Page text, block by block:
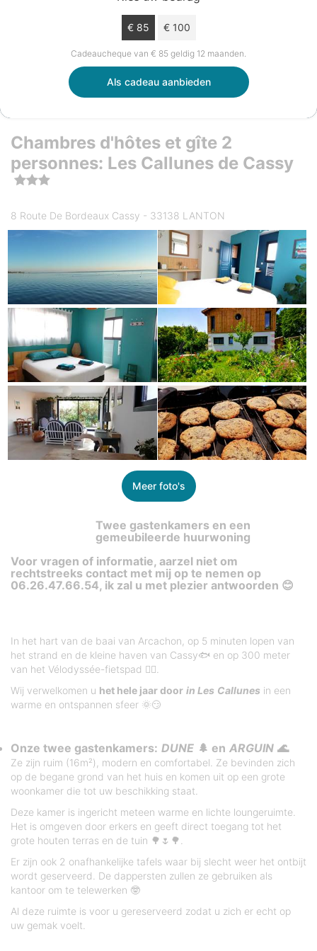
€ 85 € 100
Cadeaucheque van € 85 geldig 12 maanden.
Als cadeau aanbieden
Chambres d'hôtes et gîte 2
personnes: Les Callunes de Cassy
8 Route De Bordeaux Cassy - 33138 LANTON
Meer foto's
Twee gastenkamers en een
gemeubileerde huurwoning
Voor vragen of informatie, aarzel niet om
rechtstreeks contact met mij op te nemen op
06.26.47.66.54, ik zal u met plezier antwoorden 😊
In het hart van de baai van Arcachon, op 5 minuten lopen van
het strand en de kleine haven van Cassy🐟 en op 300 meter
van het Vélodyssée-fietspad 🚴‍♀️.
Wij verwelkomen u het hele jaar door in Les Callunes in een
warme en ontspannen sfeer 🌞😏
Onze twee gastenkamers: DUNE 🌲 en ARGUIN 🌊
Ze zijn ruim (16m²), modern en comfortabel. Ze bevinden zich
op de begane grond van het huis en komen uit op een grote
woonkamer die tot uw beschikking staat.
Deze kamer is ingericht meteen warme en lichte loungeruimte.
Het is omgeven door erkers en geeft direct toegang tot het
grote houten terras en de tuin 🌳🌷🌳.
Er zijn ook 2 onafhankelijke tafels waar bij slecht weer het ontbijt
wordt geserveerd. De dappersten zullen ze gebruiken als
kantoor om te telewerken 🤓
Al deze ruimte is voor u gereserveerd zodat u zich er echt op
uw gemak voelt.